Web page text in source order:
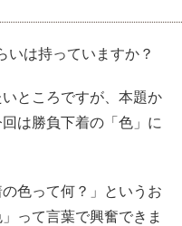
いは持っていますか？
ところですが、本題か
は勝負下着の「色」に
色って何？」というお
って言葉で興奮できま